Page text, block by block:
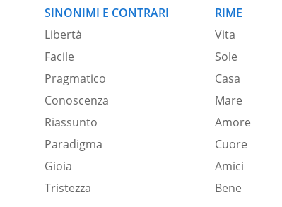
SINONIMI E CONTRARI
Libertà
Facile
Pragmatico
Conoscenza
Riassunto
Paradigma
Gioia
Tristezza
RIME
Vita
Sole
Casa
Mare
Amore
Cuore
Amici
Bene